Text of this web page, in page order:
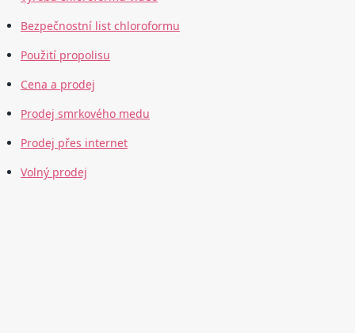
Bezpečnostní list chloroformu
Použití propolisu
Cena a prodej
Prodej smrkového medu
Prodej přes internet
Volný prodej